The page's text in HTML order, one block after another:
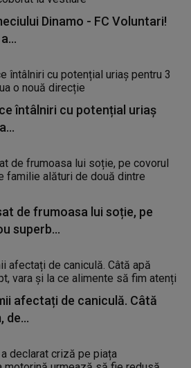
Dinamo - FC Voluntari!
întâlniri cu potențial uriaș
de frumoasa lui soție, pe
superb...
afectați de caniculă. Câtă
de...